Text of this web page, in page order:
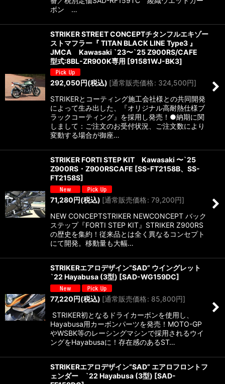
ボン …
STRIKER STREET CONCEPTチタンフルエキゾー
ストマフラー『 TITAN BLACK LINE Type3 』
JMCA Kawasaki `23〜`25 Z900RS/CAFE
型式:8BL-ZR900K専用 [91581WJ-BK3]
292,050円(税込) [通常販売価格: 324,500円]
STRIKERとコーティング施工会社様との共同開発
によって生み出した、『オリジナル高耐熱仕様ブ
ラックコーティング』を採用し発売！●納期に関
しまして：ご注文のお受付状況、ご注文数により
変動する場合が御座…
STRIKER FORTI STEP KIT Kawasaki 〜`25
Z900RS・Z900RSCAFE [SS-FT2158B、SS-
FT2158S]
71,280円(税込) [通常販売価格: 79,200円]
NEW CONCEPTSTRIKER NEWCONCEPT バック
ステップ『FORTI STEP KIT』STRIKER Z900RS
の歴史を集約！従来品とは全く異なるコンセプト
にて開発。移動量も大幅…
STRIKERエアロデザイン“SAD” ウイングレット
`22 Hayabusa (3型) [SAD-WG159DC]
77,220円(税込) [通常販売価格: 85,800円]
STRIKER初となるドライカーボンを使用し、
Hayabusa用カーボンパーツを発売！MOTO-GP
やWSBK等のレーシングマシンで採用されるウイ
ングをHayabusaに！存在感のあるST…
STRIKERエアロデザイン“SAD” エアロフロントフ
ェンダー `22 Hayabusa (3型) [SAD-